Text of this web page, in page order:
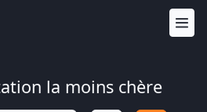
la moins chère